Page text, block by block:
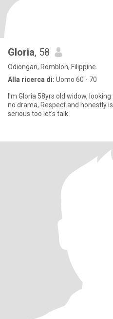
Gloria, 58
Odiongan, Romblon, Filippine
Alla ricerca di: Uomo 60 - 70
I'm Gloria 58yrs old widow,
no drama, Respect and honestly
serious too let's talk